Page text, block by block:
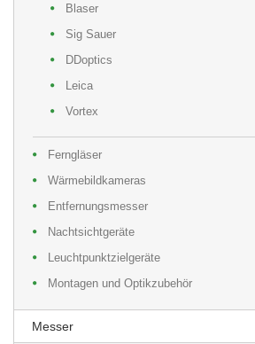
Blaser
Sig Sauer
DDoptics
Leica
Vortex
Ferngläser
Wärmebildkameras
Entfernungsmesser
Nachtsichtgeräte
Leuchtpunktzielgeräte
Montagen und Optikzubehör
Messer